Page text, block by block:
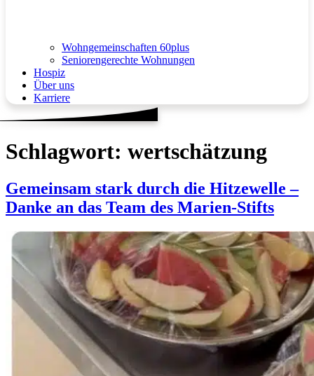
Wohngemeinschaften 60plus
Seniorengerechte Wohnungen
Hospiz
Über uns
Karriere
Schlagwort: wertschätzung
Gemeinsam stark durch die Hitzewelle –
Danke an das Team des Marien-Stifts